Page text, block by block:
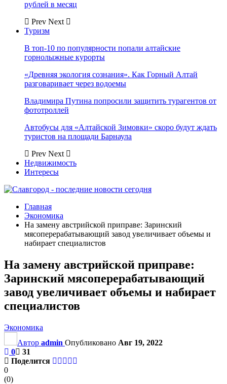
рублей в месяц
Prev Next
Туризм
В топ-10 по популярности попали алтайские
горнолыжные курорты
«Древняя экология сознания». Как Горный Алтай
разговаривает через водоемы
Владимира Путина попросили защитить турагентов от
фототроллей
Автобусы для «Алтайской Зимовки» скоро будут ждать
туристов на площади Барнаула
Prev Next
Недвижимость
Интересы
Главная
Экономика
На замену австрийской приправе: Заринский
мясоперерабатывающий завод увеличивает объемы и
набирает специалистов
На замену австрийской приправе:
Заринский мясоперерабатывающий
завод увеличивает объемы и набирает
специалистов
Экономика
Автор admin Опубликовано Авг 19, 2022
0
31
Поделится
0
(0)